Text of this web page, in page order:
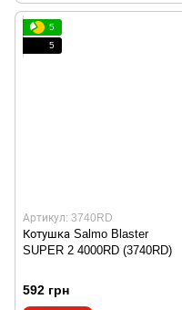
5
5
Артикул: 3740RD
Котушка Salmo Blaster
SUPER 2 4000RD (3740RD)
592 грн